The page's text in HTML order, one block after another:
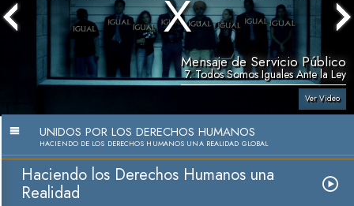
Mensaje de Servicio Público
7. Todos Somos Iguales Ante la Ley
Ver Video
UNIDOS POR LOS DERECHOS HUMANOS
HACIENDO DE LOS DERECHOS HUMANOS UNA REALIDAD GLOBAL
Haciendo los Derechos Humanos una
Realidad